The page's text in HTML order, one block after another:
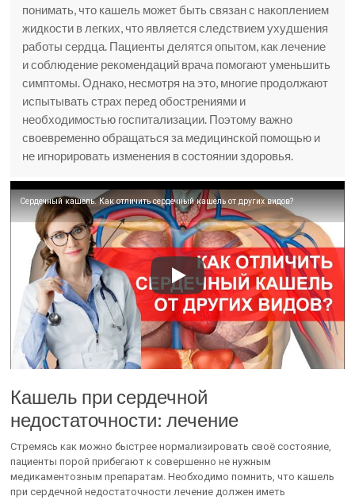
понимать, что кашель может быть связан с накоплением
жидкости в легких, что является следствием ухудшения
работы сердца. Пациенты делятся опытом, как лечение
и соблюдение рекомендаций врача помогают уменьшить
симптомы. Однако, несмотря на это, многие продолжают
испытывать страх перед обострениями и
необходимостью госпитализации. Поэтому важно
своевременно обращаться за медицинской помощью и
не игнорировать изменения в состоянии здоровья.
Сердечный кашель. Как отличить сердечный кашель от других видов?
Кашель при сердечной
недостаточности: лечение
Стремясь как можно быстрее нормализировать своё состояние,
пациенты порой прибегают к совершенно не нужным
медикаментозным препаратам. Необходимо помнить, что кашель
при сердечной недостаточности лечение должен иметь